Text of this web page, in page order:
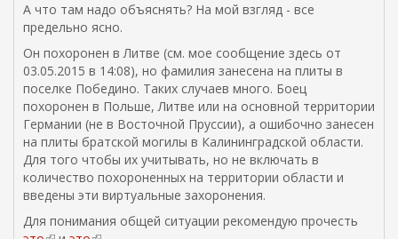
А что там надо объяснять? На мой взгляд - все
предельно ясно.
Он похоронен в Литве (см. мое сообщение здесь от
03.05.2015 в 14:08), но фамилия занесена на плиты в
поселке Победино. Таких случаев много. Боец
похоронен в Польше, Литве или на основной территории
Германии (не в Восточной Пруссии), а ошибочно занесен
на плиты братской могилы в Калининградской области.
Для того чтобы их учитывать, но не включать в
количество похороненных на территории области и
введены эти виртуальные захоронения.
Для понимания общей ситуации рекомендую прочесть